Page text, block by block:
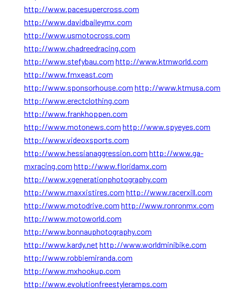
http://www.pacesupercross.com
http://www.davidbaileymx.com
http://www.usmotocross.com
http://www.chadreedracing.com
http://www.stefybau.com http://www.ktmworld.com
http://www.fmxeast.com
http://www.sponsorhouse.com http://www.ktmusa.com
http://www.erectclothing.com
http://www.frankhoppen.com
http://www.motonews.com http://www.spyeyes.com
http://www.videoxsports.com
http://www.hessianaggression.com http://www.ga-
mxracing.com http://www.floridamx.com
http://www.xgenerationphotography.com
http://www.maxxistires.com http://www.racerxill.com
http://www.motodrive.com http://www.ronronmx.com
http://www.motoworld.com
http://www.bonnauphotography.com
http://www.kardy.net http://www.worldminibike.com
http://www.robbiemiranda.com
http://www.mxhookup.com
http://www.evolutionfreestyleramps.com